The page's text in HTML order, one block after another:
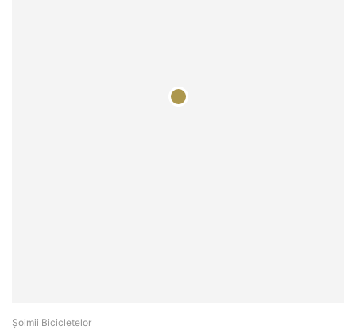
Șoimii Bicicletelor